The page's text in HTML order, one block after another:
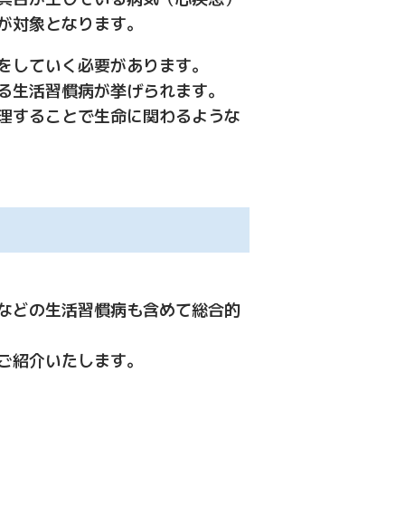
象となります。
ていく必要があります。
活習慣病が挙げられます。
することで生命に関わるような
どの生活習慣病も含めて総合的
介いたします。